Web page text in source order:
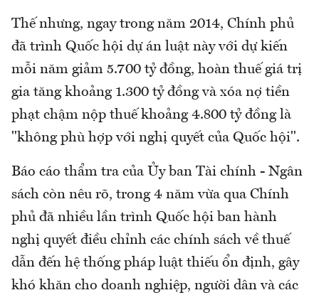
Thế nhưng, ngay trong năm 2014, Chính phủ
đã trình Quốc hội dự án luật này với dự kiến
mỗi năm giảm 5.700 tỷ đồng, hoàn thuế giá trị
gia tăng khoảng 1.300 tỷ đồng và xóa nợ tiền
phạt chậm nộp thuế khoảng 4.800 tỷ đồng là
"không phù hợp với nghị quyết của Quốc hội".
Báo cáo thẩm tra của Ủy ban Tài chính - Ngân
sách còn nêu rõ, trong 4 năm vừa qua Chính
phủ đã nhiều lần trình Quốc hội ban hành
nghị quyết điều chỉnh các chính sách về thuế
dẫn đến hệ thống pháp luật thiếu ổn định, gây
khó khăn cho doanh nghiệp, người dân và các